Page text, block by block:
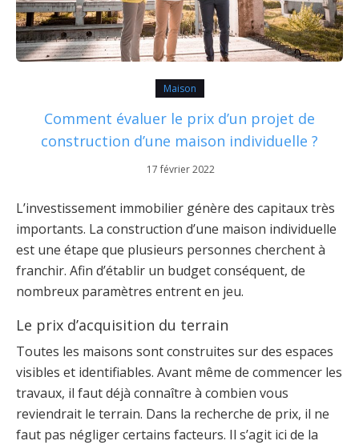
Maison
Comment évaluer le prix d’un projet de
construction d’une maison individuelle ?
17 février 2022
L’investissement immobilier génère des capitaux très
importants. La construction d’une maison individuelle
est une étape que plusieurs personnes cherchent à
franchir. Afin d’établir un budget conséquent, de
nombreux paramètres entrent en jeu.
Le prix d’acquisition du terrain
Toutes les maisons sont construites sur des espaces
visibles et identifiables. Avant même de commencer les
travaux, il faut déjà connaître à combien vous
reviendrait le terrain. Dans la recherche de prix, il ne
faut pas négliger certains facteurs. Il s’agit ici de la